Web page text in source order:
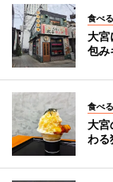
食べる
大
包み
食べる
大
わる